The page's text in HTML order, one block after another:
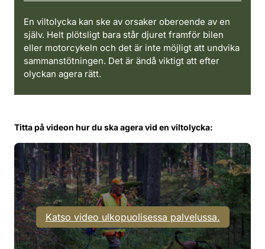
En viltolycka kan ske av orsaker oberoende av en
själv. Helt plötsligt bara står djuret framför bilen
eller motorcykeln och det är inte möjligt att undvika
sammanstötningen. Det är ändå viktigt att efter
olyckan agera rätt.
Titta på videon hur du ska agera vid en viltolycka:
Katso video ulkopuolisessa palvelussa.